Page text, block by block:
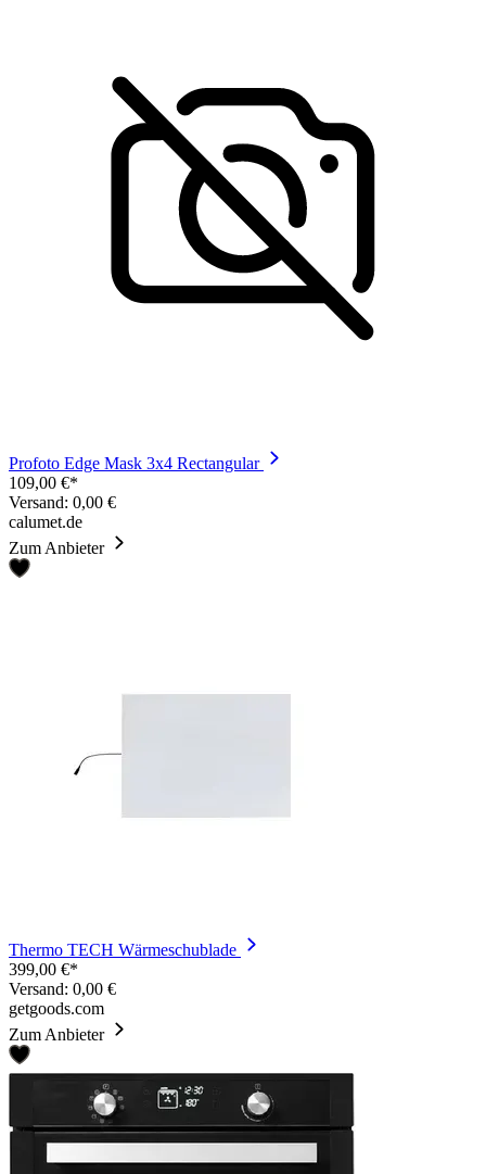
Profoto Edge Mask 3x4 Rectangular
109,00 €*
Versand: 0,00 €
calumet.de
Zum Anbieter
Thermo TECH Wärmeschublade
399,00 €*
Versand: 0,00 €
getgoods.com
Zum Anbieter